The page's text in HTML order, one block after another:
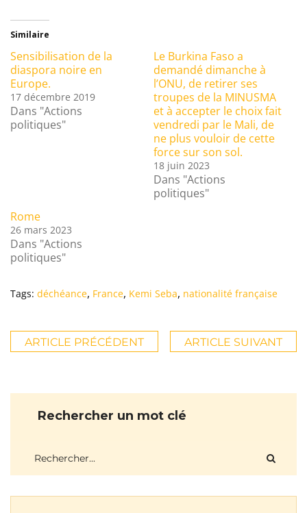
Similaire
Sensibilisation de la
diaspora noire en
Europe.
17 décembre 2019
Dans "Actions
politiques"
Le Burkina Faso a
demandé dimanche à
l’ONU, de retirer ses
troupes de la MINUSMA
et à accepter le choix fait
vendredi par le Mali, de
ne plus vouloir de cette
force sur son sol.
18 juin 2023
Dans "Actions
politiques"
Rome
26 mars 2023
Dans "Actions
politiques"
Tags: déchéance, France, Kemi Seba, nationalité française
ARTICLE PRÉCÉDENT ARTICLE SUIVANT
Rechercher un mot clé